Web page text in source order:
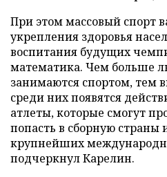
При этом массовый спорт
укрепления здоровья
воспитания будущих
математика. Чем больше
занимаются спортом, тем
среди них появятся
атлеты, которые смогут
попасть в сборную страны
крупнейших
подчеркнул Карелин.